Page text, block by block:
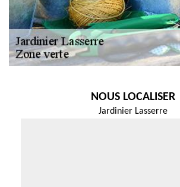
NOUS LOCALISER
Jardinier Lasserre